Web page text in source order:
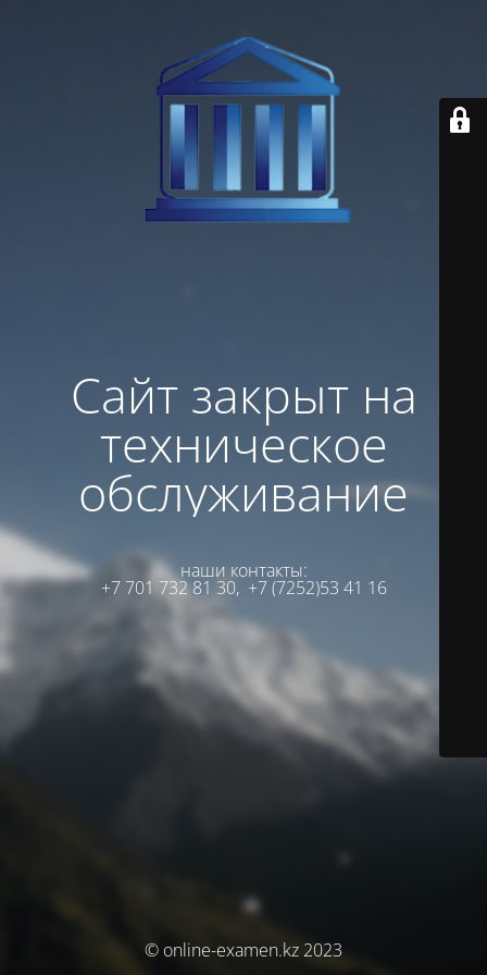
Сайт закрыт на
техническое
обслуживание
наши контакты:
+7 701 732 81 30, +7 (7252)53 41 16
© online-examen.kz 2023